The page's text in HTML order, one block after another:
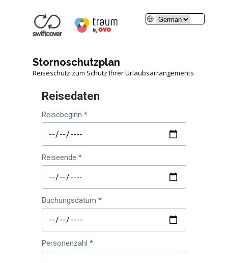
Stornoschutzplan
Reiseschutz zum Schutz Ihrer Urlaubsarrangements
Reisedaten
Reisebeginn *
Reiseende *
Buchungsdatum *
Personenzahl *